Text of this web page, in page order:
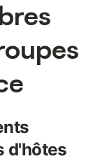
d'hôtes